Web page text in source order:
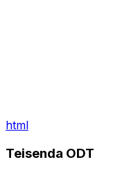
html
Teisenda ODT